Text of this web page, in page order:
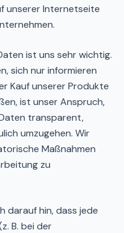
unserer Internetseite
ist uns sehr wichtig.
sich nur informieren
Kauf unserer Produkte
ist unser Anspruch,
transparent,
umzugehen. Wir
Maßnahmen
zu
darauf hin, dass jede
B. bei der